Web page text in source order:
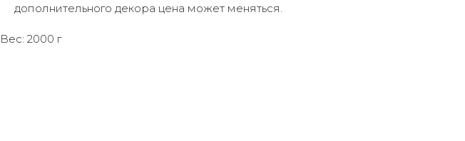
дополнительного декора цена может меняться.
Вес: 2000 г